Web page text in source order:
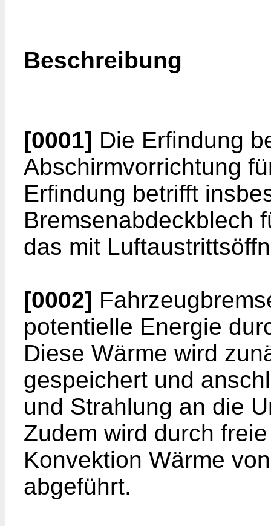
Beschreibung
[0001] Die Erfindung
Abschirmvorrichtung
Erfindung betrifft
Bremsenabdeckblech
das mit
[0002]
potentielle Energie
Diese Wärme wird
gespeichert und
und Strahlung an die
Zudem wird durch
Konvektion Wärme
abgeführt.